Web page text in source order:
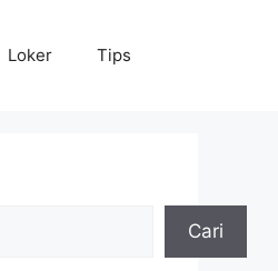
Loker Tips
Cari